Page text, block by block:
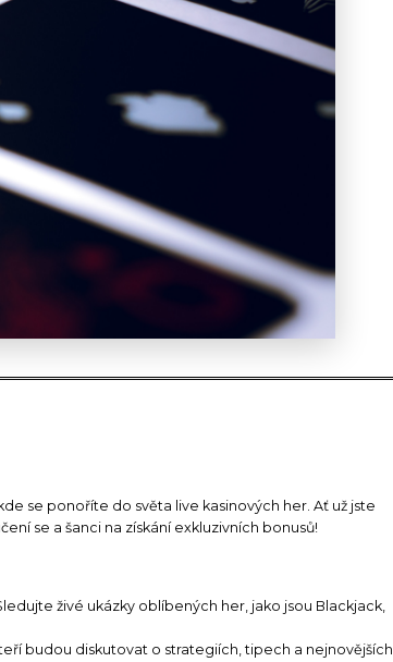
kde se ponoříte do světa live kasinových her. Ať už jste
se a šanci na získání exkluzivních bonusů!
živé ukázky oblíbených her, jako jsou Blackjack,
budou diskutovat o strategiích, tipech a nejnovějších